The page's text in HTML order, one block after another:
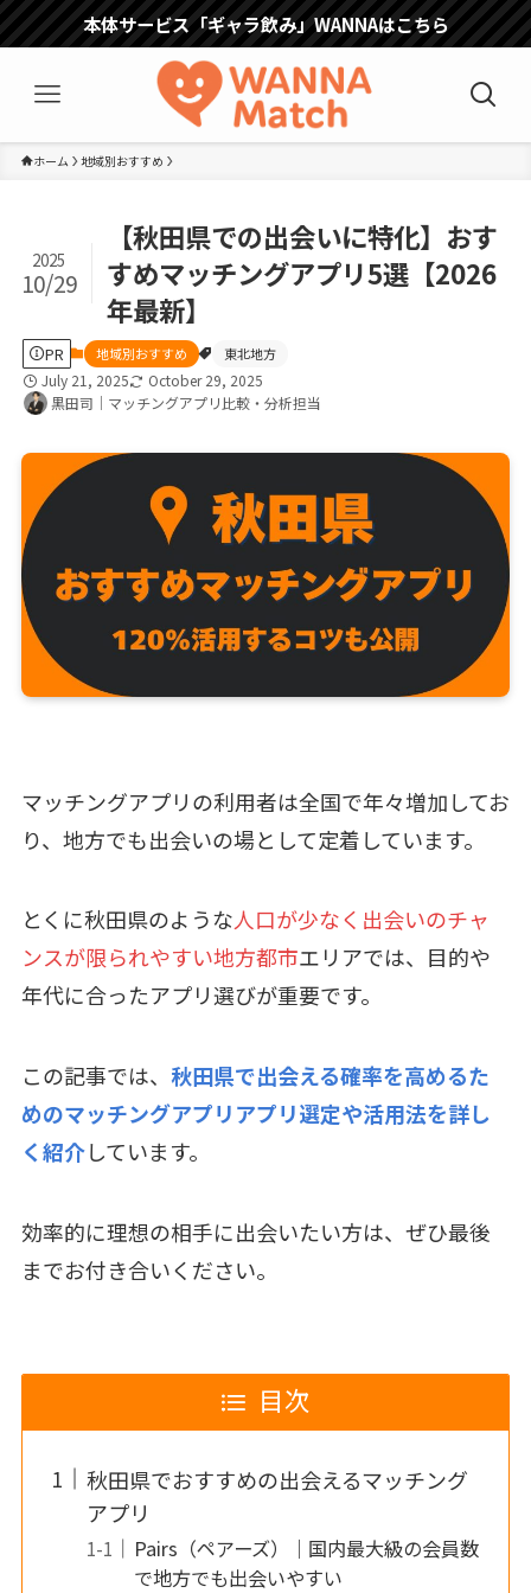
本体サービス「ギャラ飲み」WANNAはこちら
ホーム 地域別おすすめ
【秋田県での出会いに特化】おす
すめマッチングアプリ5選【2026
年最新】
2025
10/29
PR 地域別おすすめ 東北地方
July 21, 2025
October 29, 2025
黒田司｜マッチングアプリ比較・分析担当
マッチングアプリの利用者は全国で年々増加してお
り、地方でも出会いの場として定着しています。
とくに秋田県のような人口が少なく出会いのチャ
ンスが限られやすい地方都市エリアでは、目的や
年代に合ったアプリ選びが重要です。
この記事では、 秋田県で出会える確率を高めるた
めのマッチングアプリアプリ選定や活用法を詳し
く紹介しています。
効率的に理想の相手に出会いたい方は、ぜひ最後
までお付き合いください。
目次
秋田県でおすすめの出会えるマッチング
アプリ
Pairs（ペアーズ）｜国内最大級の会員数
で地方でも出会いやすい